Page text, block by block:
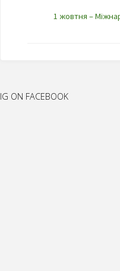
1 жовтня –
IG ON FACEBOOK